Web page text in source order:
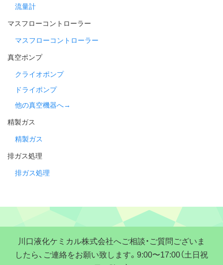
流量計
マスフローコントローラー
マスフローコントローラー
真空ポンプ
クライオポンプ
ドライポンプ
他の真空機器へ→
精製ガス
精製ガス
排ガス処理
排ガス処理
川口液化ケミカル株式会社へご相談・ご質問ございま
したら、ご連絡をお願い致します。9:00〜17:00（土日祝